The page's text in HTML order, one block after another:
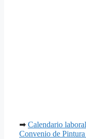
➡ Calendario
Convenio de